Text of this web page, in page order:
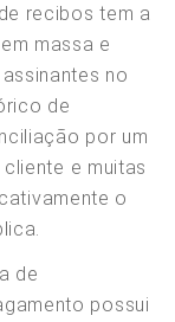
recibos tem a
massa e
no
de
por um
e muitas
o
de
possui